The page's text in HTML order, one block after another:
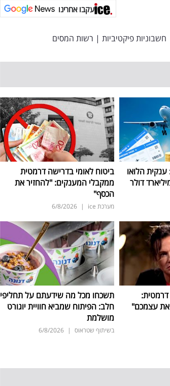
עקבו אחרינו
חשבוניות פיקטיביות | רשות המסים
הלואו
ביטוח לאומי בדרישה דרמטית
ממקבלי המענקים: "להחזיר את
הכסף"
מערכת ice |
6/8/2026
את עצמכם"
תשכחו מכל מה שידעתם על תחליפי
חלב: הפיתוח שמביא חוויית יוגורט
מושלמת
בשיתוף שטראוס |
6/8/2026